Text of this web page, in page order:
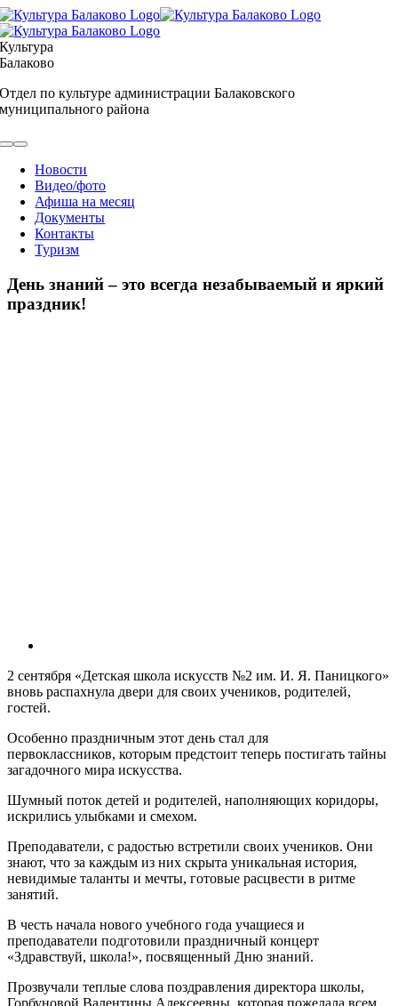
Skip
to
content
Культура
Балаково
Отдел по культуре администрации Балаковского
муниципального района
Toggle
NavigationНовости
Видео/фото
Афиша на месяц
Документы
Контакты
Туризм
День знаний – это всегда незабываемый и яркий
праздник!
2 сентября «Детская школа искусств №2 им. И. Я. Паницкого»
вновь распахнула двери для своих учеников, родителей,
гостей.
Особенно праздничным этот день стал для
первоклассников, которым предстоит теперь постигать тайны
загадочного мира искусства.
Шумный поток детей и родителей, наполняющих коридоры,
искрились улыбками и смехом.
Преподаватели, с радостью встретили своих учеников. Они
знают, что за каждым из них скрыта уникальная история,
невидимые таланты и мечты, готовые расцвести в ритме
занятий.
В честь начала нового учебного года учащиеся и
преподаватели подготовили праздничный концерт
«Здравствуй, школа!», посвященный Дню знаний.
Прозвучали теплые слова поздравления директора школы,